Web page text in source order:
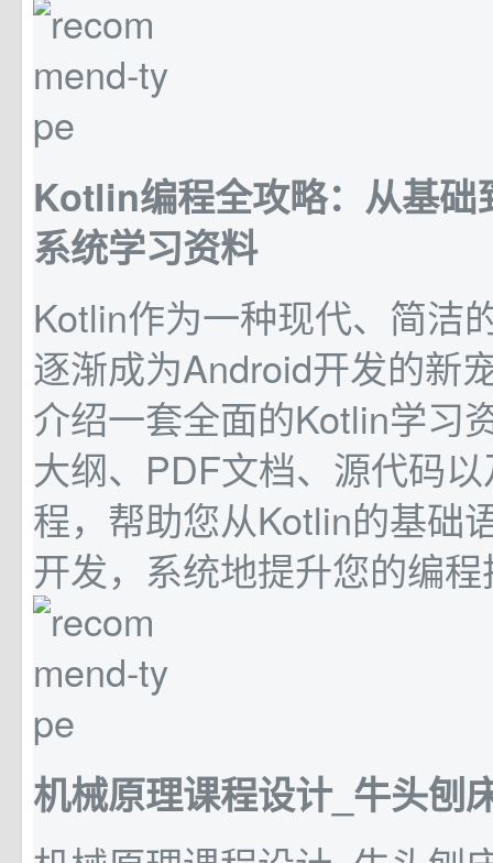
Kotlin编程全攻略：从基础
系统学习资料
Kotlin作为一种现代、简洁
逐渐成为Android开发的新
介绍一套全面的Kotlin学习
大纲、PDF文档、源代码
程，帮助您从Kotlin的基础
开发，系统地提升您的编
机械原理课程设计_牛头刨